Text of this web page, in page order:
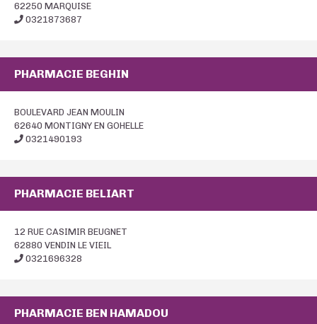
62250 MARQUISE
0321873687
PHARMACIE BEGHIN
BOULEVARD JEAN MOULIN
62640 MONTIGNY EN GOHELLE
0321490193
PHARMACIE BELIART
12 RUE CASIMIR BEUGNET
62880 VENDIN LE VIEIL
0321696328
PHARMACIE BEN HAMADOU